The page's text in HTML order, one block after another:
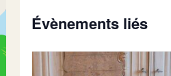
Évènements liés